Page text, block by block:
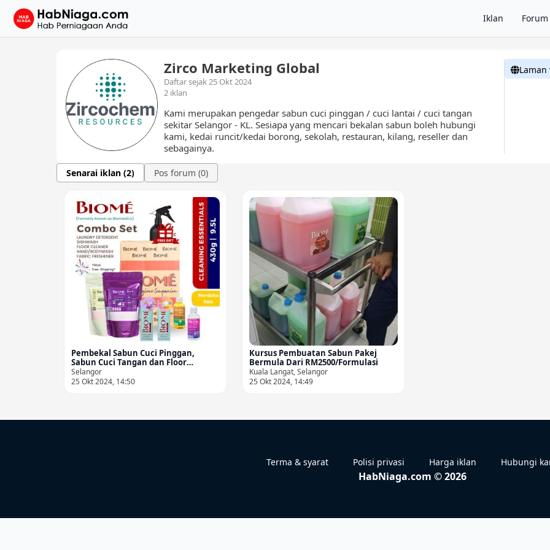
Iklan Forum
Zirco Marketing Global
Daftar sejak 25 Okt 2024
2 iklan
Kami merupakan pengedar sabun cuci pinggan / cuci lantai / cuci tangan
sekitar Selangor - KL. Sesiapa yang mencari bekalan sabun boleh hubungi
kami, kedai runcit/kedai borong, sekolah, restauran, kilang, reseller dan
sebagainya.
Laman
Senarai iklan (2) Pos forum (0)
Pembekal Sabun Cuci Pinggan,
Sabun Cuci Tangan dan Floor
Cleaner di Selangor/KL
Selangor
25 Okt 2024, 14:50
Kursus Pembuatan Sabun Pakej
Bermula Dari RM2500/Formulasi
Kuala Langat, Selangor
25 Okt 2024, 14:49
Terma & syarat Polisi privasi Harga iklan Hubungi
HabNiaga.com © 2026